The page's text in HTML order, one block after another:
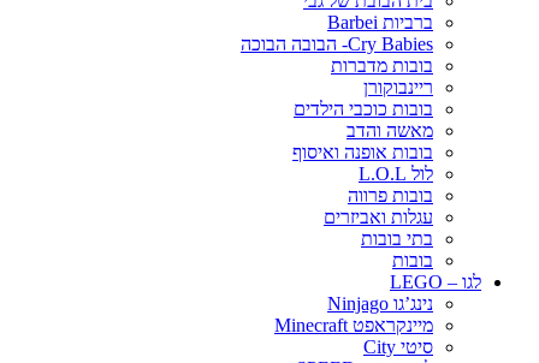
ברביות Barbei
Cry Babies- הבובה הבוכה
בובות מדברות
ריינבוקורן
בובות כוכבי הילדים
מאשה והדב
בובות אופנה ואיסוף
לול L.O.L
בובות פרווה
עגלות ואביזרים
בתי בובות
בובות
לגו – LEGO
נינג’גו Ninjago
מיינקראפט Minecraft
סיטי City